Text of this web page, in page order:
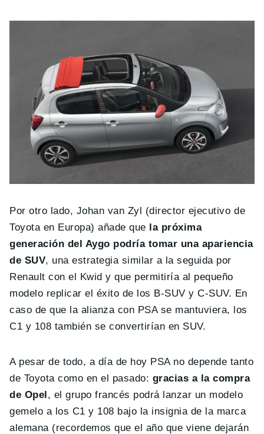
Por otro lado, Johan van Zyl (director ejecutivo de
Toyota en Europa) añade que la próxima
generación del Aygo podría tomar una apariencia
de SUV, una estrategia similar a la seguida por
Renault con el Kwid y que permitiría al pequeño
modelo replicar el éxito de los B-SUV y C-SUV. En
caso de que la alianza con PSA se mantuviera, los
C1 y 108 también se convertirían en SUV.
A pesar de todo, a día de hoy PSA no depende tanto
de Toyota como en el pasado: gracias a la compra
de Opel, el grupo francés podrá lanzar un modelo
gemelo a los C1 y 108 bajo la insignia de la marca
alemana (recordemos que el año que viene dejarán